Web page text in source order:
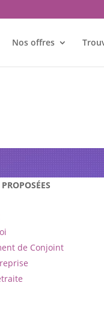
Nos offres
:
de Conjoint